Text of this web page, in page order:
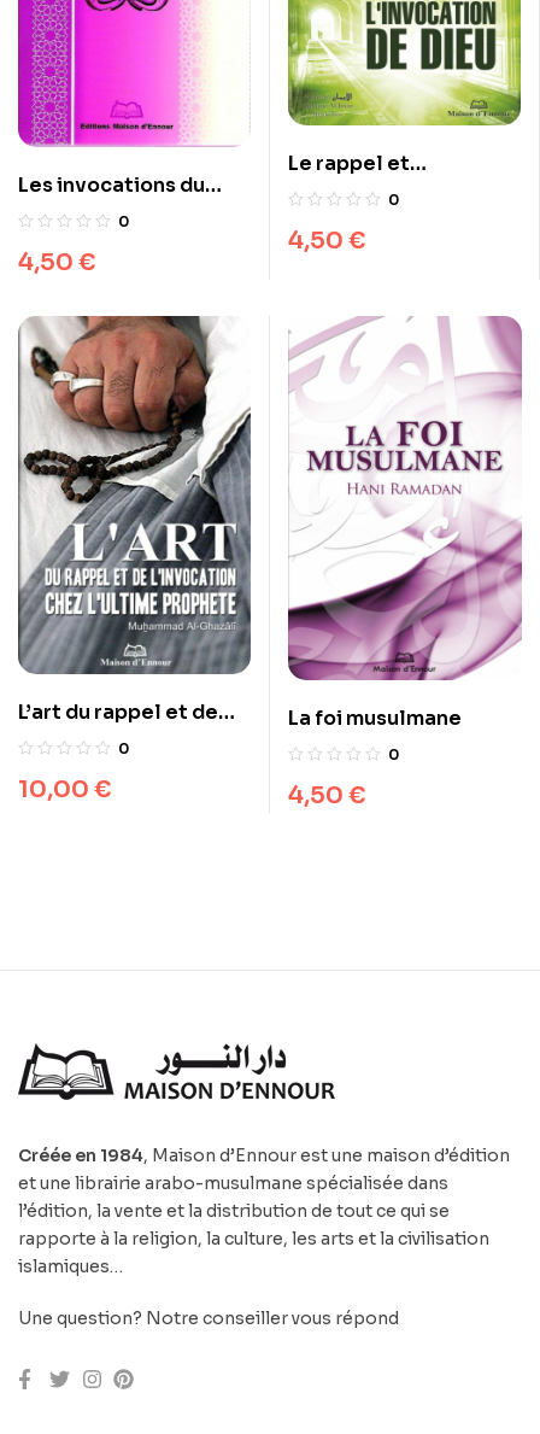
Les invocations du
musulman0
4,50 €
Le rappel et
l’invocation de Dieu
0
4,50 €
L’art du rappel et de
l’invocation chez
0
10,00 €
La foi musulmane
0
4,50 €
Créée en 1984, Maison d’Ennour est une maison d’édition
et une librairie arabo-musulmane spécialisée dans
l’édition, la vente et la distribution de tout ce qui se
rapporte à la religion, la culture, les arts et la civilisation
islamiques…
Une question? Notre conseiller vous répond